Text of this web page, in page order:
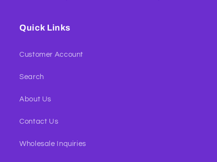
Quick Links
Customer Account
Search
About Us
Contact Us
Wholesale Inquiries